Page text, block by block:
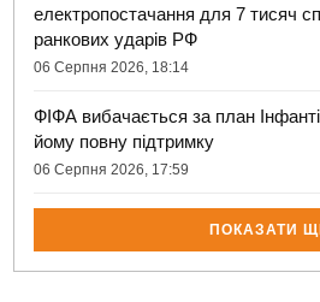
електропостачання для 7 тисяч
ранкових ударів РФ
06 Серпня 2026, 18:14
ФІФА вибачається за план
йому повну підтримку
06 Серпня 2026, 17:59
ПОКАЗАТИ